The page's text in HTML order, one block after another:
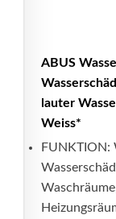
ABUS
lauter
Weiss*
FUNKTION: